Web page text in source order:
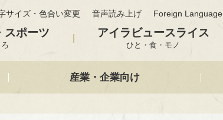
サイズ・色合い変更 音声読み上げ Foreign Language
スポーツ アイラビュースライス
ひと・食・モノ
産業・企業向け